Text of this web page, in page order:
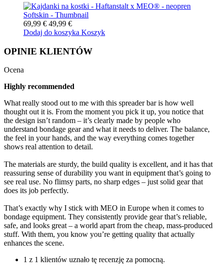
69,99 € 49,99 €
Dodaj do koszyka Koszyk
OPINIE KLIENTÓW
Ocena
Highly recommended
What really stood out to me with this spreader bar is how well
thought out it is. From the moment you pick it up, you notice that
the design isn’t random – it’s clearly made by people who
understand bondage gear and what it needs to deliver. The balance,
the feel in your hands, and the way everything comes together
shows real attention to detail.
The materials are sturdy, the build quality is excellent, and it has that
reassuring sense of durability you want in equipment that’s going to
see real use. No flimsy parts, no sharp edges – just solid gear that
does its job perfectly.
That’s exactly why I stick with MEO in Europe when it comes to
bondage equipment. They consistently provide gear that’s reliable,
safe, and looks great – a world apart from the cheap, mass-produced
stuff. With them, you know you’re getting quality that actually
enhances the scene.
1 z 1 klientów uznało tę recenzję za pomocną.